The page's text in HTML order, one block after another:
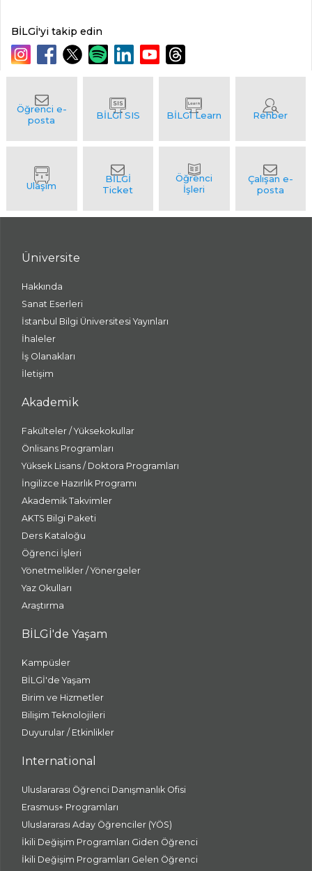
BİLGİ'yi takip edin
Üniversite
Hakkında
Sanat Eserleri
İstanbul Bilgi Üniversitesi Yayınları
İhaleler
İş Olanakları
İletişim
Akademik
Fakülteler / Yüksekokullar
Önlisans Programları
Yüksek Lisans / Doktora Programları
İngilizce Hazırlık Programı
Akademik Takvimler
AKTS Bilgi Paketi
Ders Kataloğu
Öğrenci İşleri
Yönetmelikler / Yönergeler
Yaz Okulları
Araştırma
BİLGİ'de Yaşam
Kampüsler
BİLGİ'de Yaşam
Birim ve Hizmetler
Bilişim Teknolojileri
Duyurular / Etkinlikler
International
Uluslararası Öğrenci Danışmanlık Ofisi
Erasmus+ Programları
Uluslararası Aday Öğrenciler (YÖS)
İkili Değişim Programları Giden Öğrenci
İkili Değişim Programları Gelen Öğrenci